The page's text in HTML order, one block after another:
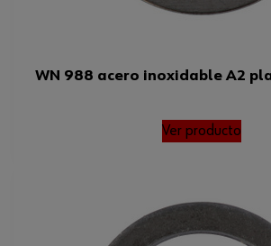
WN 988 acero inoxidable A2
Ver producto